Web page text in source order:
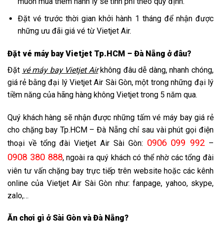
Đặt vé trước thời gian khởi hành 1 tháng để nhận được
những ưu đãi giá vé từ Vietjet Air.
Đặt vé máy bay Vietjet Tp.HCM – Đà Nẵng ở đâu?
Đặt vé máy bay Vietjet Airkhông đâu dễ dàng, nhanh chóng,
giá rẻ bằngđại lý Vietjet Air Sài Gòn, một trong những đại lý
tiềm năng của hãng hàng không Vietjet trong 5 năm qua.
Quý khách hàng sẽ nhận được những tấm vé máy bay giá rẻ
cho chặng bay Tp.HCM – Đà Nẵng chỉ sau vài phút gọi điện
thoại về tổng đài Vietjet Air Sài Gòn: 0906 099 992 –
0908 380 888, ngoài ra quý khách có thể nhờ các tổng đài
viên tư vấn chặng bay trực tiếp trên website hoặc các kênh
online của Vietjet Air Sài Gòn như: fanpage, yahoo, skype,
zalo,…
Ăn chơi gì ở Sài Gòn và Đà Nẵng?